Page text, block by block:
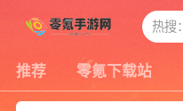
推荐 零氪下载站